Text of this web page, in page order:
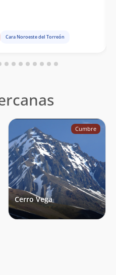
Cara Noroeste del Torreón
Cumbre
Cerro Vega